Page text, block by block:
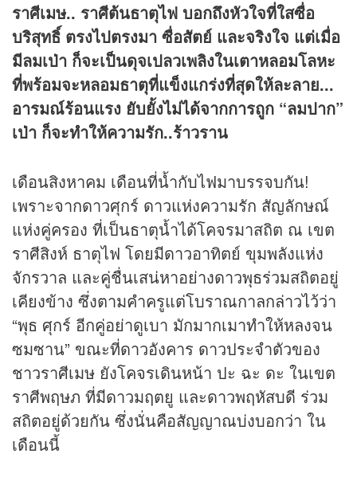
ราศีเมษ.. ราศีต้นธาตุไฟ บอกถึงหัวใจที่ใสซื่อ
บริสุทธิ์ ตรงไปตรงมา ซื่อสัตย์ และจริงใจ แต่เมื่อ
มีลมเป่า ก็จะเป็นดุจเปลวเพลิงในเตาหลอมโลหะ
ที่พร้อมจะหลอมธาตุที่แข็งแกร่งที่สุดให้ละลาย...
อารมณ์ร้อนแรง ยับยั้งไม่ได้จากการถูก “ลมปาก”
เป่า ก็จะทำให้ความรัก..ร้าวราน
เดือนสิงหาคม เดือนที่น้ำกับไฟมาบรรจบกัน!
เพราะจากดาวศุกร์ ดาวแห่งความรัก สัญลักษณ์
แห่งคู่ครอง ที่เป็นธาตุน้ำได้โคจรมาสถิต ณ เขต
ราศีสิงห์ ธาตุไฟ โดยมีดาวอาทิตย์ ขุมพลังแห่ง
จักรวาล และคู่ชื่นเสน่หาอย่างดาวพุธร่วมสถิตอยู่
เคียงข้าง ซึ่งตามคำครูแต่โบราณกาลกล่าวไว้ว่า
“พุธ ศุกร์ อีกคู่อย่าดูเบา มักมากเมาทำให้หลงจน
ซมซาน” ขณะที่ดาวอังคาร ดาวประจำตัวของ
ชาวราศีเมษ ยังโคจรเดินหน้า ปะ ฉะ ดะ ในเขต
ราศีพฤษภ ที่มีดาวมฤตยู และดาวพฤหัสบดี ร่วม
สถิตอยู่ด้วยกัน ซึ่งนั่นคือสัญญาณบ่งบอกว่า ใน
เดือนนี้